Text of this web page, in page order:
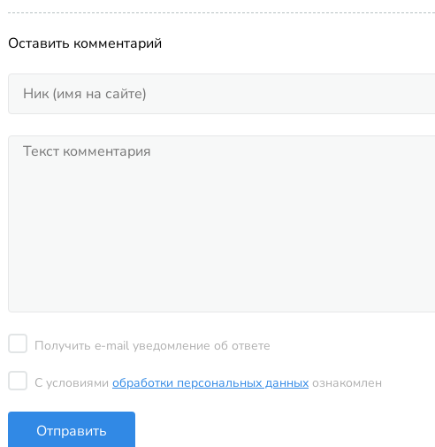
Оставить комментарий
Получить e-mail уведомление об ответе
С условиями обработки персональных данных ознакомлен
Отправить